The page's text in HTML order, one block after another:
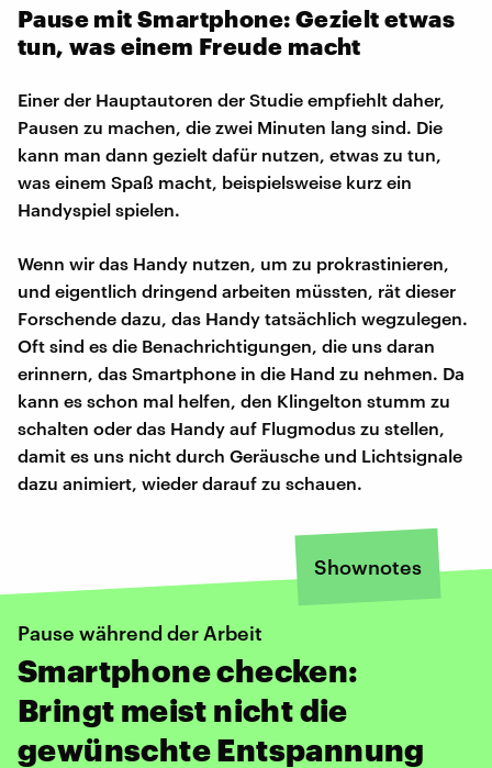
Pause mit Smartphone: Gezielt etwas
tun, was einem Freude macht
Einer der Hauptautoren der Studie empfiehlt daher,
Pausen zu machen, die zwei Minuten lang sind. Die
kann man dann gezielt dafür nutzen, etwas zu tun,
was einem Spaß macht, beispielsweise kurz ein
Handyspiel spielen.
Wenn wir das Handy nutzen, um zu prokrastinieren,
und eigentlich dringend arbeiten müssten, rät dieser
Forschende dazu, das Handy tatsächlich wegzulegen.
Oft sind es die Benachrichtigungen, die uns daran
erinnern, das Smartphone in die Hand zu nehmen. Da
kann es schon mal helfen, den Klingelton stumm zu
schalten oder das Handy auf Flugmodus zu stellen,
damit es uns nicht durch Geräusche und Lichtsignale
dazu animiert, wieder darauf zu schauen.
Shownotes
Pause während der Arbeit
Smartphone checken:
Bringt meist nicht die
gewünschte Entspannung